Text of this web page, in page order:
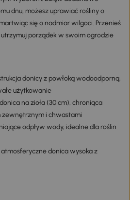
dnu, możesz uprawiać rośliny o
się o nadmiar wilgoci. Przenieś
porządek w swoim ogrodzie
donicy z powłoką wodoodporną,
użytkowanie
na zioła (30 cm), chroniąca
zewnętrznym i chwastami
odpływ wody, idealne dla roślin
donica wysoka z